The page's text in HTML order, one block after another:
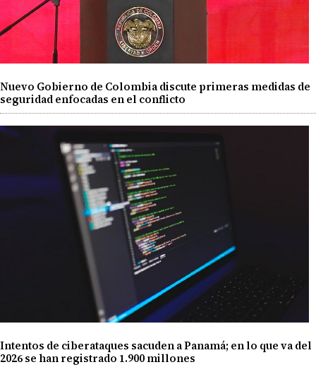
Nuevo Gobierno de Colombia discute primeras medidas de
seguridad enfocadas en el conflicto
Intentos de ciberataques sacuden a Panamá; en lo que va del
2026 se han registrado 1.900 millones